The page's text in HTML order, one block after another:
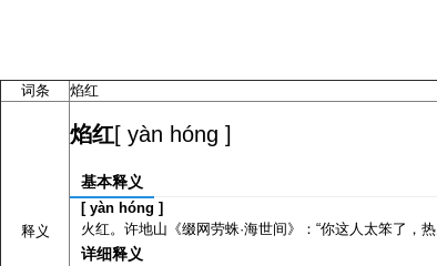
词条 焰红
释义
焰红[ yàn hóng ]
基本释义
[ yàn hóng ]
火红。许地山《缀网劳蛛·海世间》：“你这人太笨了，
详细释义